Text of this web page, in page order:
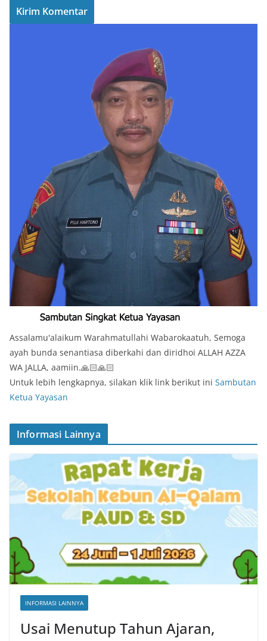
Assalamu'alaikum Warahmatullahi Wabarokaatuh, Semoga
ayah bunda senantiasa diberkahi dan diridhoi ALLAH AZZA
WA JALLA, aamiin.🙏🏻🙏🏻
Untuk lebih lengkapnya, silakan klik link berikut ini Sambutan
Ketua Yayasan
Informasi Lainnya
INFORMASI LAINNYA
Usai Menutup Tahun Ajaran,